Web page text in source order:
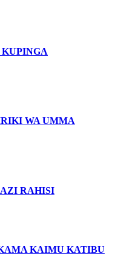
WA UMMA
RAHISI
KAIMU KATIBU